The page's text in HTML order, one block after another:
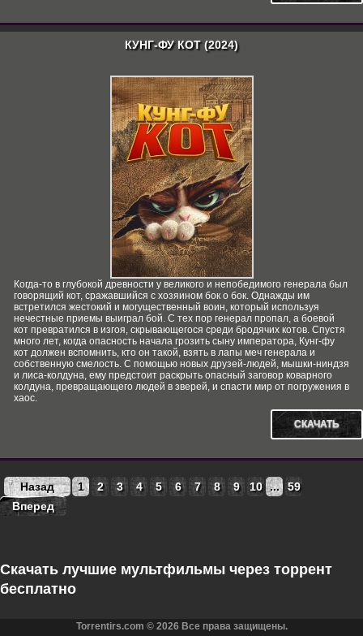
КУНГ-ФУ КОТ (2024)
Когда-то в глубокой древности у великого и непобедимого генерала был
говорящий кот, сражавшийся с хозяином бок о бок. Однажды им
встретился жестокий и могущественный воин, который используя
нечестные приемы выиграл бой. С тех пор генерал пропал, а боевой
кот превратился в изгоя, скрывающегося среди бродячих котов. Спустя
много лет, когда опасность начала грозить сыну императора, Кунг-фу
кот должен вспомнить, кто он такой, взять в лапы меч генерала и
собственную смелость. С помощью новых друзей-людей, мышки-ниндзя
и лиса-колдуна, ему предстоит раскрыть опасный заговор коварного
колдуна, превращающего людей в зверей, и спасти мир от погружения в
хаос.
СКАЧАТЬ
Назад 1 2 3 4 5 6 7 8 9 10 ...
59
Вперед
Скачать лучшие мультфильмы через торрент
бесплатно
Torrentirs.com © 2026 Все права защищены.